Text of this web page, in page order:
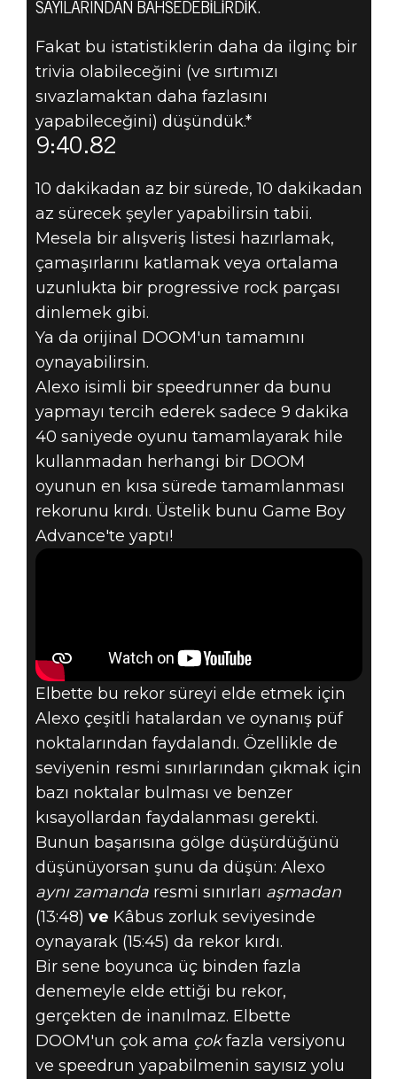
DOOM® Eternal
27 Haziran 2019
RAKAMLARLA
DOOM #1 -
İLERI DÜZEY
SPEEDRUN
SAYILARINDAN BAHSEDEBILIRDIK.
Fakat bu istatistiklerin daha da ilginç bir
trivia olabileceğini (ve sırtımızı
sıvazlamaktan daha fazlasını
yapabileceğini) düşündük.*
9:40.82
10 dakikadan az bir sürede, 10 dakikadan
az sürecek şeyler yapabilirsin tabii.
Mesela bir alışveriş listesi hazırlamak,
çamaşırlarını katlamak veya ortalama
uzunlukta bir progressive rock parçası
dinlemek gibi.
Ya da orijinal DOOM'un tamamını
oynayabilirsin.
Alexo isimli bir speedrunner da bunu
yapmayı tercih ederek sadece 9 dakika
40 saniyede oyunu tamamlayarak hile
kullanmadan herhangi bir DOOM
oyunun en kısa sürede tamamlanması
rekorunu kırdı. Üstelik bunu Game Boy
Advance'te yaptı!
Elbette bu rekor süreyi elde etmek için
Alexo çeşitli hatalardan ve oynanış püf
noktalarından faydalandı. Özellikle de
seviyenin resmi sınırlarından çıkmak için
bazı noktalar bulması ve benzer
kısayollardan faydalanması gerekti.
Bunun başarısına gölge düşürdüğünü
düşünüyorsan şunu da düşün: Alexo
aynı zamandaresmi sınırları aşmadan
(13:48) ve Kâbus zorluk seviyesinde
oynayarak (15:45) da rekor kırdı.
Bir sene boyunca üç binden fazla
denemeyle elde ettiği bu rekor,
gerçekten de inanılmaz. Elbette
DOOM'un çok ama çokfazla versiyonu
ve speedrun yapabilmenin sayısız yolu